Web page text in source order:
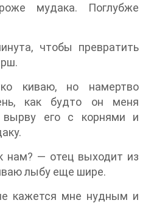
мудака. Поглубже
чтобы превратить
киваю, но намертво
как будто он меня
его с корнями и
нам? — отец выходит из
лыбу еще шире.
кажется мне нудным и